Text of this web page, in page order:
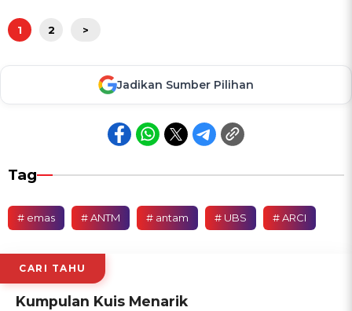
1 2 >
Jadikan Sumber Pilihan
Tag
# emas # ANTM # antam # UBS # ARCI
CARI TAHU
Kumpulan Kuis Menarik